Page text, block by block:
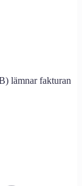
lämnar fakturan